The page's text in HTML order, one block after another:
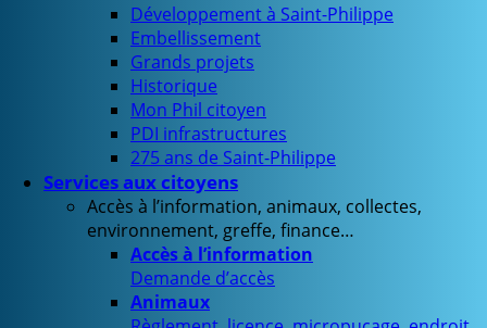
Développement à Saint-Philippe
Embellissement
Grands projets
Historique
Mon Phil citoyen
PDI infrastructures
275 ans de Saint-Philippe
Services aux citoyens
Accès à l’information, animaux, collectes,
environnement, greffe, finance…
Accès à l’information
Demande d’accès
Animaux